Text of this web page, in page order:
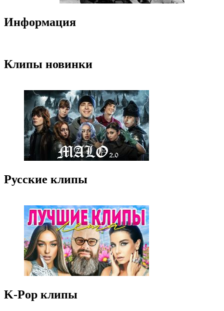
Информация
Клипы новинки
Русские клипы
K-Pop клипы